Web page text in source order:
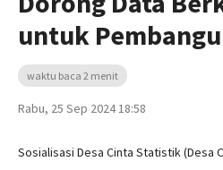
untuk
waktu baca 2 menit
Rabu, 25 Sep 2024 18:58
Sosialisasi Desa Cinta Statistik (Desa